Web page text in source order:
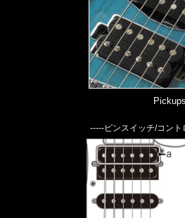
Pickups
-----ピンスイッチ/コン